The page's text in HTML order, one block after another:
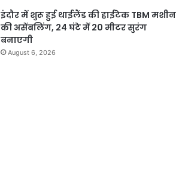
इंदौर में शुरू हुई थाईलैंड की हाईटेक TBM मशीन
की असेंबलिंग, 24 घंटे में 20 मीटर सुरंग
बनाएगी
August 6, 2026